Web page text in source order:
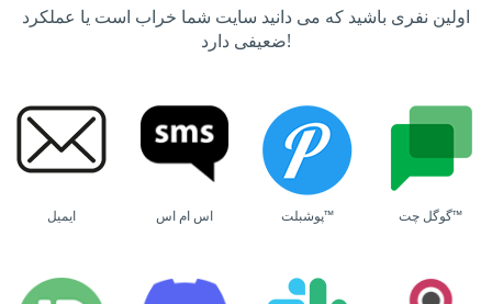
اولین نفری باشید که می دانید سایت شما خراب است یا عملکرد
ضعیفی دارد!
ایمیل اس ام اس پوشبلت™ گوگل چت™